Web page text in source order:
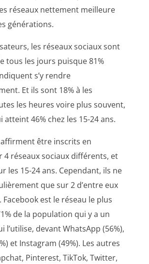
réseaux nettement meilleure
générations.
les réseaux sociaux sont
tous les jours puisque 81%
s’y rendre
Et ils sont 18% à les
les heures voire plus souvent,
46% chez les 15-24 ans.
affirment être inscrits en
4 réseaux sociaux différents, et
les 15-24 ans. Cependant, ils ne
que sur 2 d’entre eux
Facebook est le réseau le plus
de la population qui y a un
l’utilise, devant WhatsApp (56%),
et Instagram (49%). Les autres
Pinterest, TikTok, Twitter,